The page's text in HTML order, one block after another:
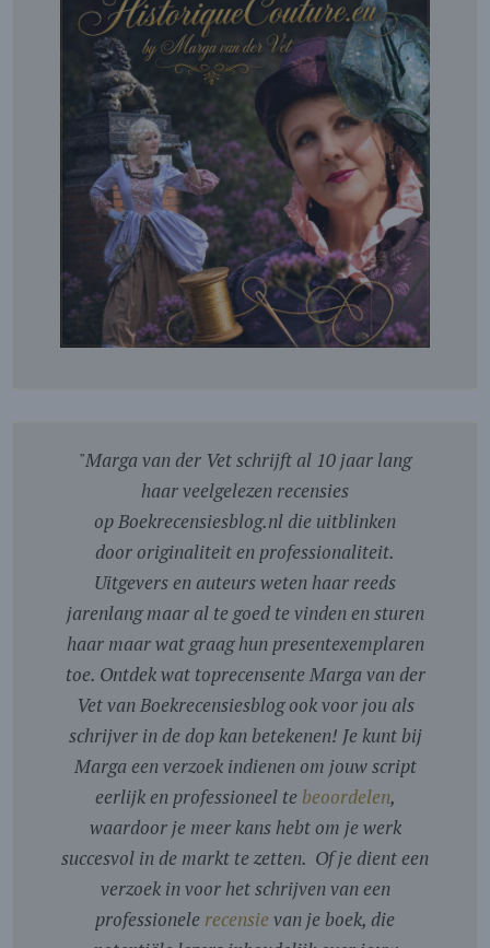
"Marga van der Vet schrijft al 10 jaar lang
haar veelgelezen recensies
op Boekrecensiesblog.nl die uitblinken
door originaliteit en professionaliteit.
Uitgevers en auteurs weten haar reeds
jarenlang maar al te goed te vinden en sturen
haar maar wat graag hun presentexemplaren
toe. Ontdek wat toprecensente Marga van der
Vet van Boekrecensiesblog ook voor jou als
schrijver in de dop kan betekenen! Je kunt bij
Marga een verzoek indienen om jouw script
eerlijk en professioneel te beoordelen,
waardoor je meer kans hebt om je werk
succesvol in de markt te zetten. Of je dient een
verzoek in voor het schrijven van een
professionele recensievan je boek, die